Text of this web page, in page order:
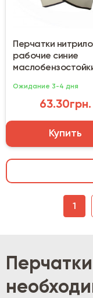
Перчатки
рабочие синие
Ожидание 3-4 дня
63.30грн.
Купить
1